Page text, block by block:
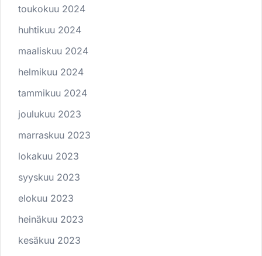
toukokuu 2024
huhtikuu 2024
maaliskuu 2024
helmikuu 2024
tammikuu 2024
joulukuu 2023
marraskuu 2023
lokakuu 2023
syyskuu 2023
elokuu 2023
heinäkuu 2023
kesäkuu 2023